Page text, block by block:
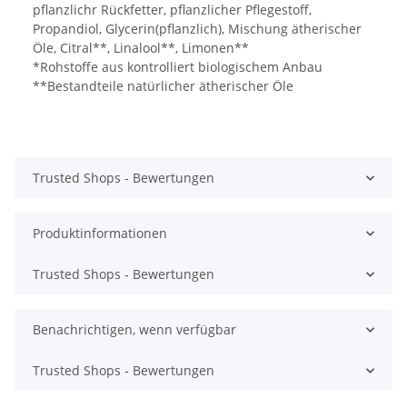
pflanzlichr Rückfetter, pflanzlicher Pflegestoff,
Propandiol, Glycerin(pflanzlich), Mischung ätherischer
Öle, Citral**, Linalool**, Limonen**
*Rohstoffe aus kontrolliert biologischem Anbau
**Bestandteile natürlicher ätherischer Öle
Trusted Shops - Bewertungen
Produktinformationen
Trusted Shops - Bewertungen
Benachrichtigen, wenn verfügbar
Trusted Shops - Bewertungen